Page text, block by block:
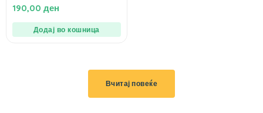
0
од
190,00 ден
Додај во кошница
Вчитај повеќе